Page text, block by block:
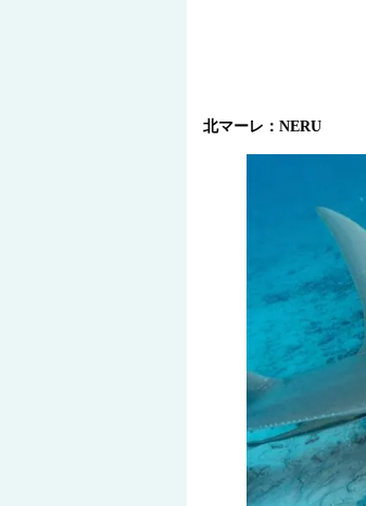
北マーレ：NERU